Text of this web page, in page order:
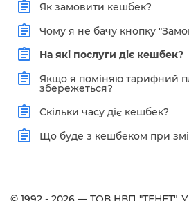
Як замовити кешбек?
Чому я не бачу кнопку
На які послуги діє кешбек?
Якщо я поміняю тарифний
збережеться?
Скільки часу діє кешбек?
Що буде з кешбеком при